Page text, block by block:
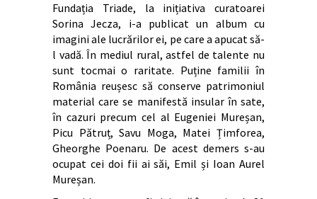
Fundația Triade, la inițiativa curatoarei
Sorina Jecza, i-a publicat un album cu
imagini ale lucrărilor ei, pe care a apucat să-
l vadă. În mediul rural, astfel de talente nu
sunt tocmai o raritate. Puține familii în
România reușesc să conserve patrimoniul
material care se manifestă insular în sate,
în cazuri precum cel al Eugeniei Mureșan,
Picu Pătruț, Savu Moga, Matei Țimforea,
Gheorghe Poenaru. De acest demers s-au
ocupat cei doi fii ai săi, Emil și Ioan Aurel
Mureșan.